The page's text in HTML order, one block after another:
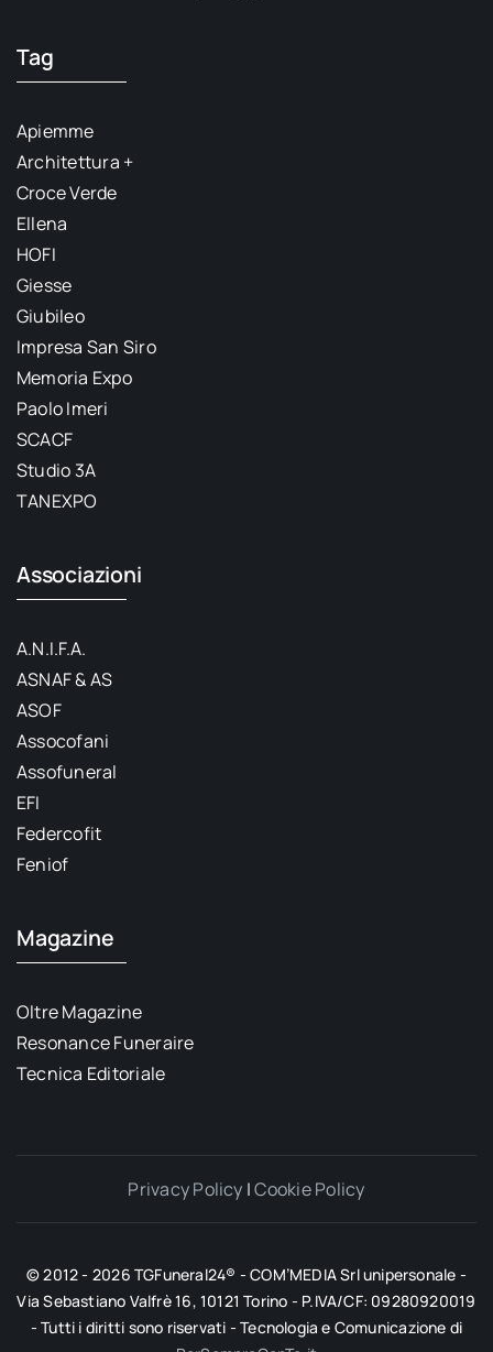
Tag
Apiemme
Architettura +
Croce Verde
Ellena
HOFI
Giesse
Giubileo
Impresa San Siro
Memoria Expo
Paolo Imeri
SCACF
Studio 3A
TANEXPO
Associazioni
A.N.I.F.A.
ASNAF & AS
ASOF
Assocofani
Assofuneral
EFI
Federcofit
Feniof
Magazine
Oltre Magazine
Resonance Funeraire
Tecnica Editoriale
Privacy Policy |Cookie Policy
© 2012 - 2026 TGFuneral24® - COM’MEDIA Srl unipersonale -
Via Sebastiano Valfrè 16, 10121 Torino - P.IVA/CF: 09280920019
- Tutti i diritti sono riservati - Tecnologia e Comunicazione di